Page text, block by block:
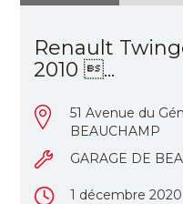
Renault
2010 ...
51 Avenue du
BEAUCHAMP
GARAGE DE
1 décembre 2020